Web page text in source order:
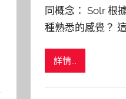
同概念： Solr 根
種熟悉的感覺？
詳情...